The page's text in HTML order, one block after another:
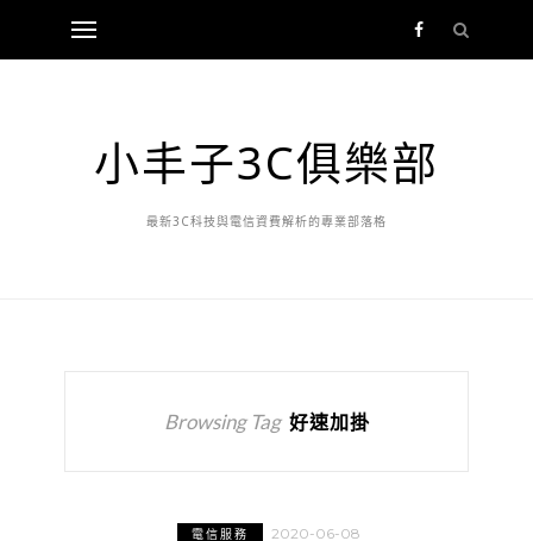
小丰子3C俱樂部
最新3C科技與電信資費解析的專業部落格
Browsing Tag 好速加掛
電信服務 2020-06-08